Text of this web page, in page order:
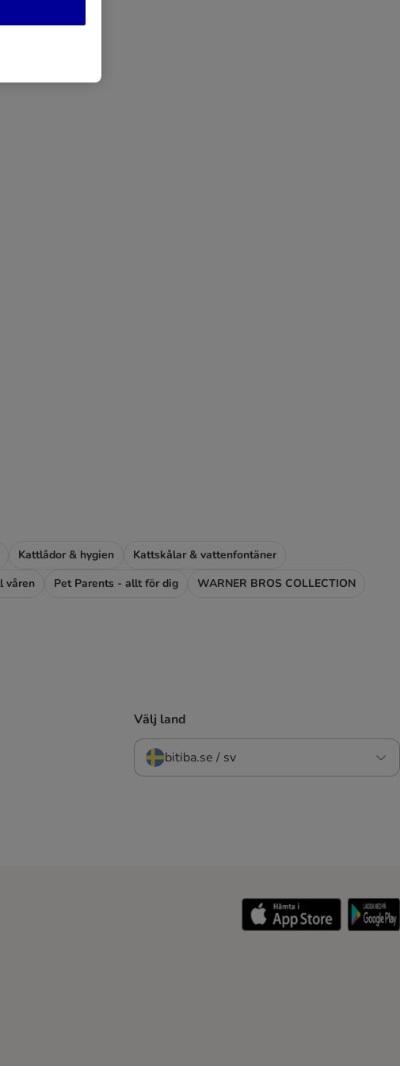
Kattlådor & hygien
Kattskålar & vattenfontäner
våren Pet Parents - allt för dig WARNER BROS COLLECTION
Välj land
bitiba.se / sv